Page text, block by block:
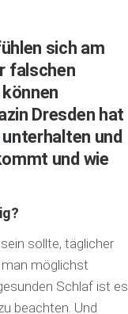
sich am
falschen
Dresden hat
unterhalten und
und wie
sollte, täglicher
möglichst
Schlaf ist es
beachten. Und